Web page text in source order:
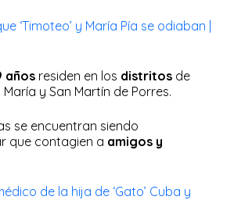
‘Timoteo’ y María Pía se odiaban |
años residen en los distritos de
y San Martín de Porres.
se encuentran siendo
que contagien a amigos y
de la hija de ‘Gato’ Cuba y